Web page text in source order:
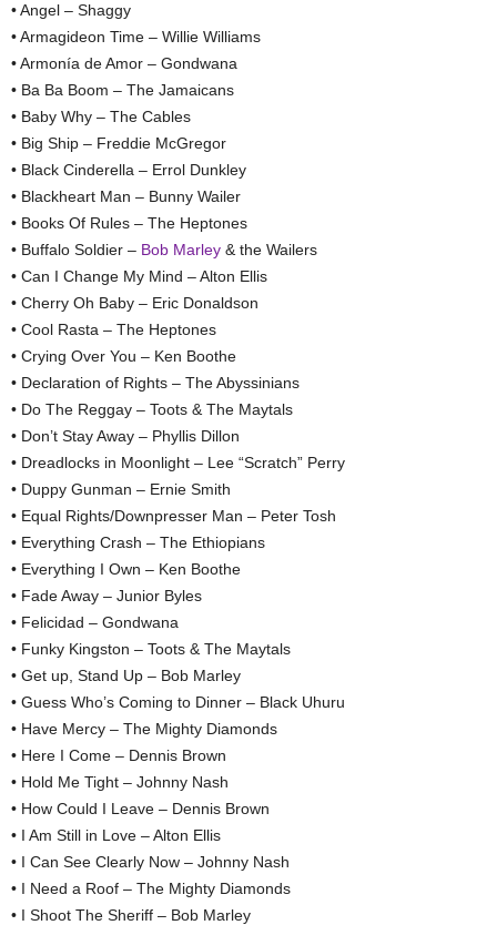
• Angel – Shaggy
• Armagideon Time – Willie Williams
• Armonía de Amor – Gondwana
• Ba Ba Boom – The Jamaicans
• Baby Why – The Cables
• Big Ship – Freddie McGregor
• Black Cinderella – Errol Dunkley
• Blackheart Man – Bunny Wailer
• Books Of Rules – The Heptones
• Buffalo Soldier – Bob Marley & the Wailers
• Can I Change My Mind – Alton Ellis
• Cherry Oh Baby – Eric Donaldson
• Cool Rasta – The Heptones
• Crying Over You – Ken Boothe
• Declaration of Rights – The Abyssinians
• Do The Reggay – Toots & The Maytals
• Don’t Stay Away – Phyllis Dillon
• Dreadlocks in Moonlight – Lee “Scratch” Perry
• Duppy Gunman – Ernie Smith
• Equal Rights/Downpresser Man – Peter Tosh
• Everything Crash – The Ethiopians
• Everything I Own – Ken Boothe
• Fade Away – Junior Byles
• Felicidad – Gondwana
• Funky Kingston – Toots & The Maytals
• Get up, Stand Up – Bob Marley
• Guess Who’s Coming to Dinner – Black Uhuru
• Have Mercy – The Mighty Diamonds
• Here I Come – Dennis Brown
• Hold Me Tight – Johnny Nash
• How Could I Leave – Dennis Brown
• I Am Still in Love – Alton Ellis
• I Can See Clearly Now – Johnny Nash
• I Need a Roof – The Mighty Diamonds
• I Shoot The Sheriff – Bob Marley